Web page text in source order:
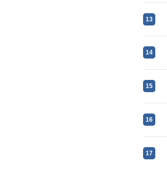
13
14
15
16
17